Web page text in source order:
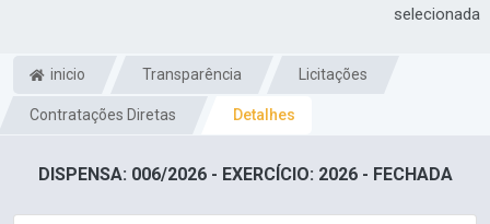
selecionada
inicio Transparência Licitações
Contratações Diretas Detalhes
DISPENSA: 006/2026 - EXERCÍCIO: 2026 - FECHADA